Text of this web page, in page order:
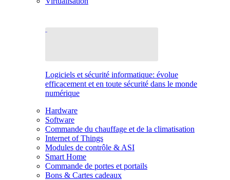
Logiciels et sécurité informatique: évolue
efficacement et en toute sécurité dans le monde
numérique
Hardware
Software
Commande du chauffage et de la climatisation
Internet of Things
Modules de contrôle & ASI
Smart Home
Commande de portes et portails
Bons & Cartes cadeaux